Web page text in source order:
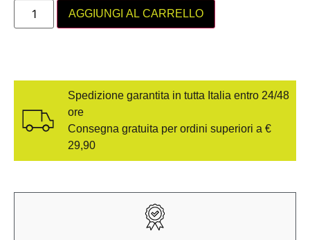
AGGIUNGI AL CARRELLO
Spedizione garantita in tutta Italia entro 24/48
ore
Consegna gratuita per ordini superiori a €
29,90